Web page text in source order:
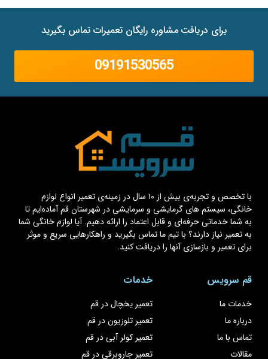
برای دریافت مشاوره رایگان تعمیرات تماس بگیرید
09191530565
با تخصص و تجربه‌ی بیش از ۱۰ سال در زمینه‌ی تعمیر انواع لوازم
خانگی، سیستم های گرمایشی و سرمایشی در شهرستان قم آماده‌ایم تا
به شما خدماتی حرفه‌ای و قابل اعتماد را ارائه دهیم. آیا لوازم خانگی شما
به تعمیر نیاز دارند؟ با تیم ما تماس بگیرید و راهکارهایی سریع و موثر
برای تعمیر و بازسازی آنها را دریافت کنید.
قم سرویس
خدمات ما
درباره ما
تماس با ما
مقالات
خدمات
تعمیر یخچال در قم
تعمیر تلوزیون در قم
تعمیر کولر آبی در قم
تعمیر جاروبرقی در قم